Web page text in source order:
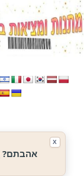
אהבתם?
X